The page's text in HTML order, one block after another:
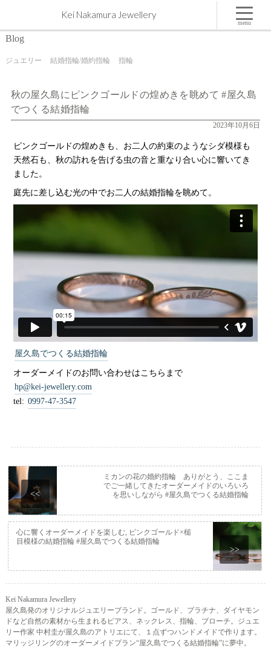
秋の屋久島にピンクゴールドの煌めきを眺めて #屋久島でつくる結婚指輪 | 屋久島,ジュエリー,オ
ーダーメイドのマリッジリング（結婚・婚約指輪）制作 | Kei Nakamura Jewellery Blog
Kei Nakamura Jewellery
Blog
ジュエリー 結婚指輪/婚約指輪 指輪
秋の屋久島にピンクゴールドの煌めきを眺めて #屋久島
でつくる結婚指輪
2023年10月6日
ピンクゴールドの煌めきも、お二人の約束のようなシダ模様も
天然石も、秋の訪れを告げる虫の音と重なり合い心に響いてき
ました。
庭先に差し込む光の中でお二人の結婚指輪を眺めて。
屋久島でつくる結婚指輪
オーダーメイドのお問い合わせはこちらまで
hp@kei-jewellery.com
tel: 0997-47-3547
<<
ミカンの花の婚約指輪 ありがとう、ここま
でご一緒してきたオーダーメイドのいろいろ
を思いしながら #屋久島でつくる結婚指輪
>>
心に響くオーダーメイドを楽しむ, ピンクゴールド×槌
目模様の結婚指輪 #屋久島でつくる結婚指輪
Kei Nakamura Jewellery
屋久島発のオリジナルジュエリーブランド。ゴールド、プラチナ、ダイヤモン
ドなど自然の素材から生まれるピアス、ネックレス、指輪、ブローチ。ジュエ
リー作家 中村圭が屋久島のアトリエにて、１点ずつハンドメイドで作ります。
マリッジリングのオーダーメイドプラン“屋久島でつくる結婚指輪”に夢中。
menu